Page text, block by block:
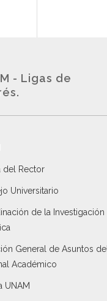
- Ligas de
del Rector
Universitario
de la Investigación
General de Asuntos del
Académico
UNAM